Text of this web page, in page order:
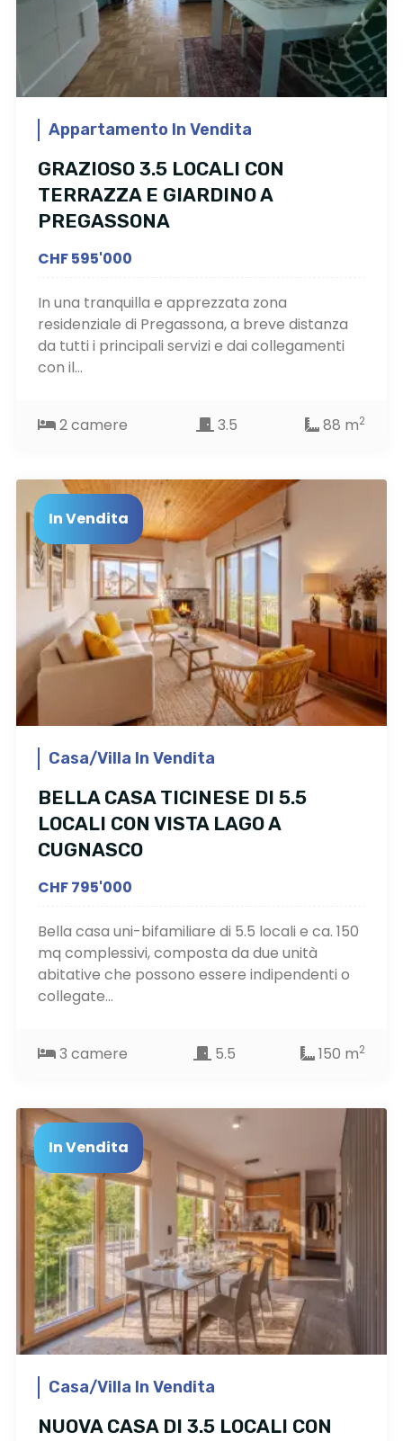
Appartamento In Vendita
GRAZIOSO 3.5 LOCALI CON
TERRAZZA E GIARDINO A
PREGASSONA
CHF 595'000
In una tranquilla e apprezzata zona
residenziale di Pregassona, a breve distanza
da tutti i principali servizi e dai collegamenti
con il...
2 camere 3.5 88 m2
In Vendita
Casa/Villa In Vendita
BELLA CASA TICINESE DI 5.5
LOCALI CON VISTA LAGO A
CUGNASCO
CHF 795'000
Bella casa uni-bifamiliare di 5.5 locali e ca. 150
mq complessivi, composta da due unità
abitative che possono essere indipendenti o
collegate...
3 camere 5.5 150 m2
In Vendita
Casa/Villa In Vendita
NUOVA CASA DI 3.5 LOCALI CON